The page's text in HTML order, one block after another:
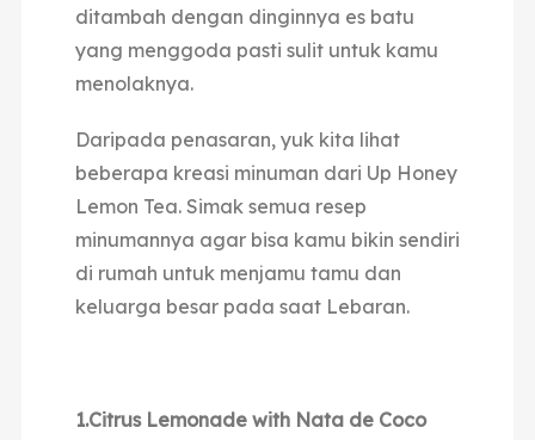
ditambah dengan dinginnya es batu
yang menggoda pasti sulit untuk kamu
menolaknya.
Daripada penasaran, yuk kita lihat
beberapa kreasi minuman dari Up Honey
Lemon Tea. Simak semua resep
minumannya agar bisa kamu bikin sendiri
di rumah untuk menjamu tamu dan
keluarga besar pada saat Lebaran.
1.Citrus Lemonade with Nata de Coco